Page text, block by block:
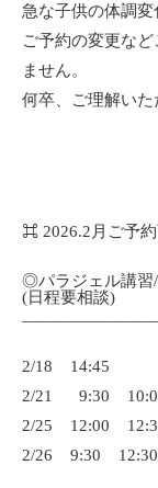
急な子供の体調変
ご予約の変更な
ません。
何卒、ご理解いた
⌘ 2026.2月ご予
◎パラジェル講習
(日程要相談)
2/18 14:45
2/21 9:30
2/25 12:00
2/26 9:30